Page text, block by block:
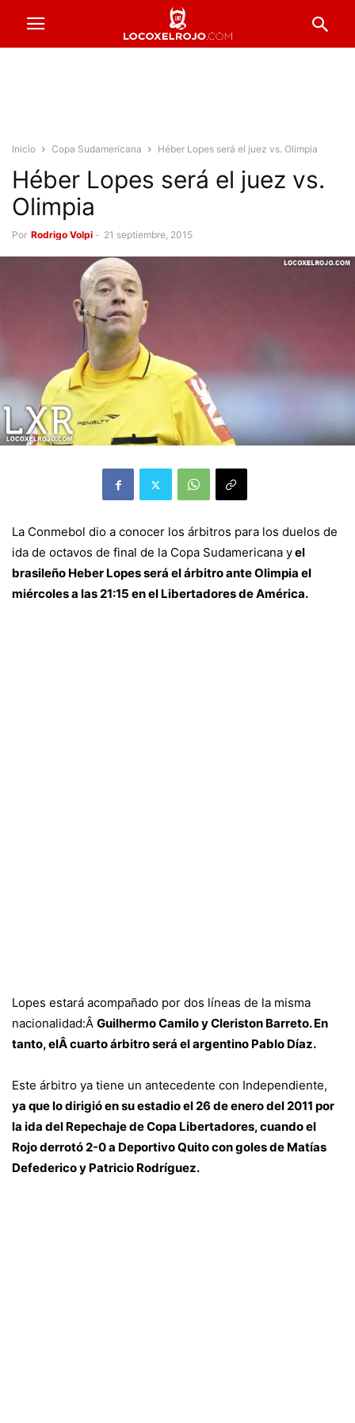
Inicio Copa Sudamericana Héber Lopes será el juez vs. Olimpia
Héber Lopes será el juez vs.
Olimpia
Por Rodrigo Volpi - 21 septiembre, 2015
La Conmebol dio a conocer los árbitros para los duelos de
ida de octavos de final de la Copa Sudamericana yel
brasileño Heber Lopes será el árbitro ante Olimpia el
miércoles a las 21:15 en el Libertadores de América.
Lopes estará acompañado por dos líneas de la misma
nacionalidad:Â Guilhermo Camilo y Cleriston Barreto. En
tanto, elÂ cuarto árbitro será el argentino Pablo Díaz.
Este árbitro ya tiene un antecedente con Independiente,
ya que lo dirigió en su estadio el 26 de enero del 2011 por
la ida del Repechaje de Copa Libertadores, cuando el
Rojo derrotó 2-0 a Deportivo Quito con goles de Matías
Defederico y Patricio Rodríguez.